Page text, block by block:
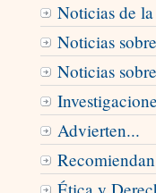
Noticias de
Noticias
Noticias
Advierten...